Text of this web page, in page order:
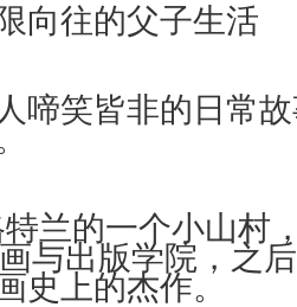
向往的父子生活
啼笑皆非的日常
兰的一个小山
与出版学院，之
史上的杰作。